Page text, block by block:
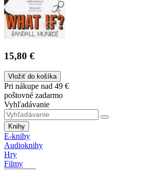
15,80 €
Vložiť do košíka
Pri nákupe nad 49 €
poštovné zadarmo
Vyhľadávanie
Knihy
E-knihy
Audioknihy
Hry
Filmy